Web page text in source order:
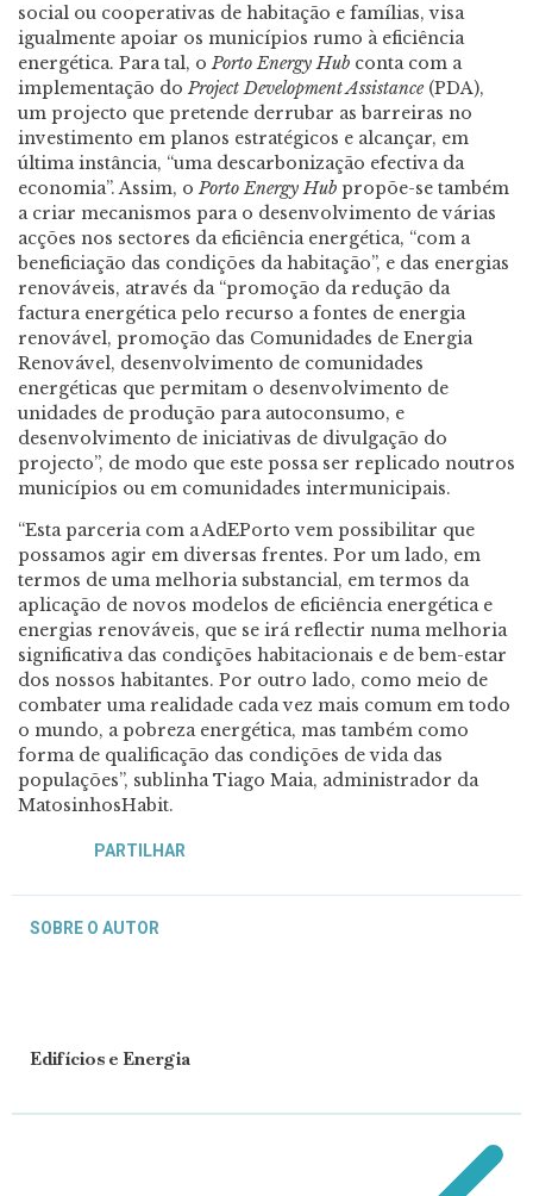
social ou cooperativas de habitação e famílias, visa
igualmente apoiar os municípios rumo à eficiência
energética. Para tal, o Porto Energy Hub conta com a
implementação do Project Development Assistance (PDA),
um projecto que pretende derrubar as barreiras no
investimento em planos estratégicos e alcançar, em
última instância, “uma descarbonização efectiva da
economia”. Assim, o Porto Energy Hub propõe-se também
a criar mecanismos para o desenvolvimento de várias
acções nos sectores da eficiência energética, “com a
beneficiação das condições da habitação”, e das energias
renováveis, através da “promoção da redução da
factura energética pelo recurso a fontes de energia
renovável, promoção das Comunidades de Energia
Renovável, desenvolvimento de comunidades
energéticas que permitam o desenvolvimento de
unidades de produção para autoconsumo, e
desenvolvimento de iniciativas de divulgação do
projecto”, de modo que este possa ser replicado noutros
municípios ou em comunidades intermunicipais.
“Esta parceria com a AdEPorto vem possibilitar que
possamos agir em diversas frentes. Por um lado, em
termos de uma melhoria substancial, em termos da
aplicação de novos modelos de eficiência energética e
energias renováveis, que se irá reflectir numa melhoria
significativa das condições habitacionais e de bem-estar
dos nossos habitantes. Por outro lado, como meio de
combater uma realidade cada vez mais comum em todo
o mundo, a pobreza energética, mas também como
forma de qualificação das condições de vida das
populações”, sublinha Tiago Maia, administrador da
MatosinhosHabit.
PARTILHAR
SOBRE O AUTOR
Edifícios e Energia